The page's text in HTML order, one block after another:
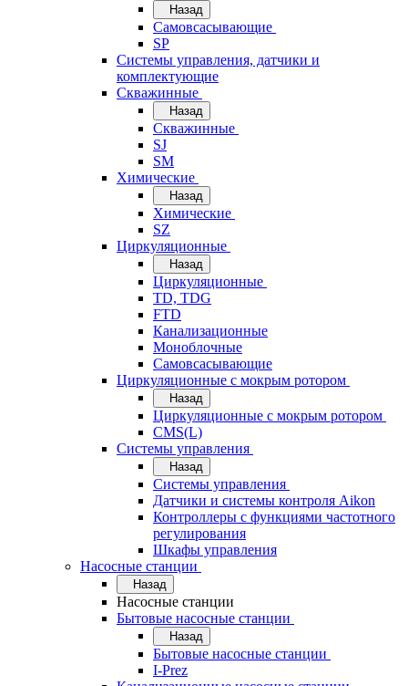
Назад
Самовсасывающие
SP
Системы управления, датчики и
комплектующие
Скважинные
Назад
Скважинные
SJ
SM
Химические
Назад
Химические
SZ
Циркуляционные
Назад
Циркуляционные
TD, TDG
FTD
Канализационные
Моноблочные
Самовсасывающие
Циркуляционные с мокрым ротором
Назад
Циркуляционные с мокрым ротором
CMS(L)
Системы управления
Назад
Системы управления
Датчики и системы контроля Aikon
Контроллеры с функциями частотного
регулирования
Шкафы управления
Насосные станции
Назад
Насосные станции
Бытовые насосные станции
Назад
Бытовые насосные станции
I-Prez